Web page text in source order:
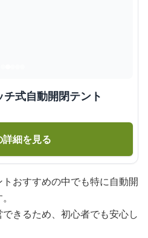
式自動開閉テント
詳細を見る
おすすめの中でも特に自動開
きるため、初心者でも安心し